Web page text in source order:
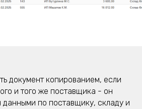
документ копированием, если
и того же поставщика - он
данными по поставщику, складу и